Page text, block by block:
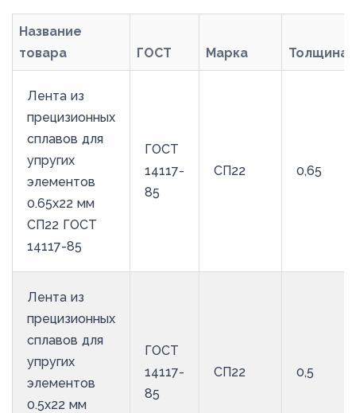
32
34
36
37
38
39
40
41
42
43
44
45
Название
товара
ГОСТ Марка Толщина
Лента из
прецизионных
сплавов для
упругих
элементов
0.65x22 мм
СП22 ГОСТ
14117-85
ГОСТ
14117-
85
СП22 0,65
Лента из
прецизионных
сплавов для
упругих
элементов
0.5x22 мм
ГОСТ
14117-
85
СП22 0,5